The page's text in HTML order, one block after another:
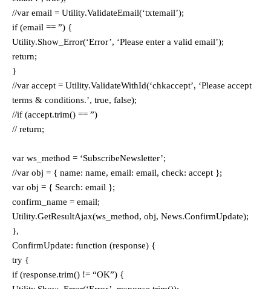
//var email = Utility.ValidateEmail(‘txtemail’);
if (email == ”) {
Utility.Show_Error(‘Error’, ‘Please enter a valid email’);
return;
}
//var accept = Utility.ValidateWithId(‘chkaccept’, ‘Please accept
terms & conditions.’, true, false);
//if (accept.trim() == ”)
// return;
var ws_method = ‘SubscribeNewsletter’;
//var obj = { name: name, email: email, check: accept };
var obj = { Search: email };
confirm_name = email;
Utility.GetResultAjax(ws_method, obj, News.ConfirmUpdate);
},
ConfirmUpdate: function (response) {
try {
if (response.trim() != “OK”) {